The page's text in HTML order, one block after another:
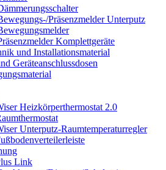
Präsenzmelder Unterputz
Komplettgeräte
und Installationsmaterial
Geräteanschlussdosen
Heizkörperthermostat 2.0
Unterputz-Raumtemperaturregler
Link